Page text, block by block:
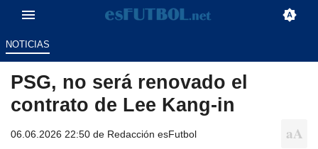
NOTICIAS
PSG, no será renovado el
contrato de Lee Kang-in
06.06.2026 22:50 de Redacción esFutbol